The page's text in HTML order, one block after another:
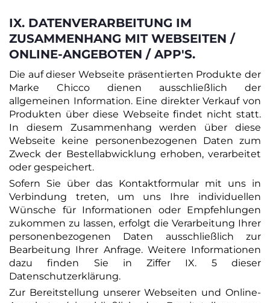
IX. DATENVERARBEITUNG IM
ZUSAMMENHANG MIT WEBSEITEN /
ONLINE-ANGEBOTEN / APP'S.
Die auf dieser Webseite präsentierten Produkte der
Marke Chicco dienen ausschließlich der
allgemeinen Information. Eine direkter Verkauf von
Produkten über diese Webseite findet nicht statt.
In diesem Zusammenhang werden über diese
Webseite keine personenbezogenen Daten zum
Zweck der Bestellabwicklung erhoben, verarbeitet
oder gespeichert.
Sofern Sie über das Kontaktformular mit uns in
Verbindung treten, um uns Ihre individuellen
Wünsche für Informationen oder Empfehlungen
zukommen zu lassen, erfolgt die Verarbeitung Ihrer
personenbezogenen Daten ausschließlich zur
Bearbeitung Ihrer Anfrage. Weitere Informationen
dazu finden Sie in Ziffer IX. 5 dieser
Datenschutzerklärung.
Zur Bereitstellung unserer Webseiten und Online-